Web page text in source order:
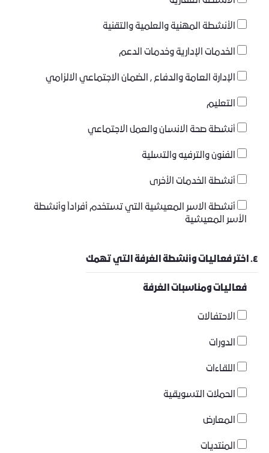
الأنشطة المهنية والعلمية والتقنية
الخدمات الإدارية وخدمات الدعم
الإدارة العامة والدفاع , الضمان الاجتماعي الالزامي
التعليم
أنشطة صحة الانسان والعمل الاجتماعي
الفنون والترفيه والتسلية
أنشطة الخدمات الأخرى
أنشطة الاسر المعيشية التي تستخدم أفراداً وأنشطة
الأسر المعيشية
٤. اختر فعاليات وأنشطة الغرفة التي تهمك
فعاليات ومناسبات الغرفة
الاحتفالات
الدورات
اللقاءات
الحملات التسويقية
المعارض
المنتديات